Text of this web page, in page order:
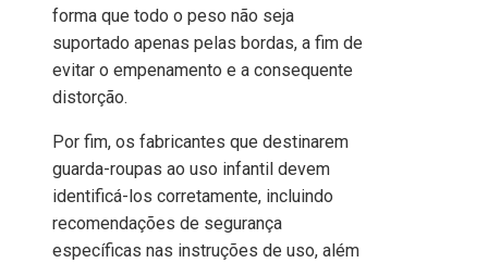
forma que todo o peso não seja
suportado apenas pelas bordas, a fim de
evitar o empenamento e a consequente
distorção.
Por fim, os fabricantes que destinarem
guarda-roupas ao uso infantil devem
identificá-los corretamente, incluindo
recomendações de segurança
específicas nas instruções de uso, além